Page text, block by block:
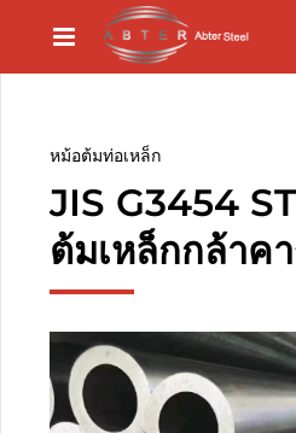
หม้อต้มท่อเหล็ก
JIS G3454
ต้มเหล็กกล้าค